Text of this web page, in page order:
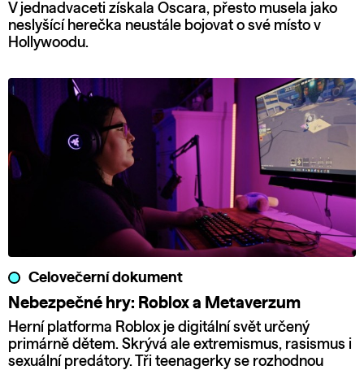
V jednadvaceti získala Oscara, přesto musela jako
neslyšící herečka neustále bojovat o své místo v
Hollywoodu.
Celovečerní dokument
Nebezpečné hry: Roblox a Metaverzum
Herní platforma Roblox je digitální svět určený
primárně dětem. Skrývá ale extremismus, rasismus i
sexuální predátory. Tři teenagerky se rozhodnou